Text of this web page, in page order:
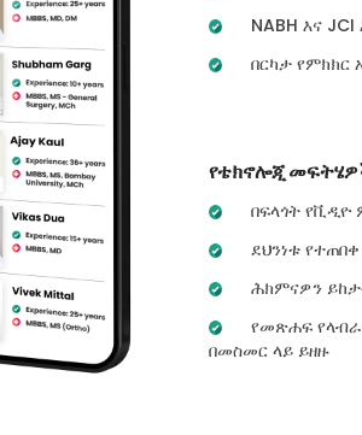
NABH እና
በርካታ
የቴክኖሎጂ
በፍላጎት የቪዲዮ
ደህንነቱ
ሕክምናዎን
የመጽሐፍ
በመስመር ላይ ይዘዙ